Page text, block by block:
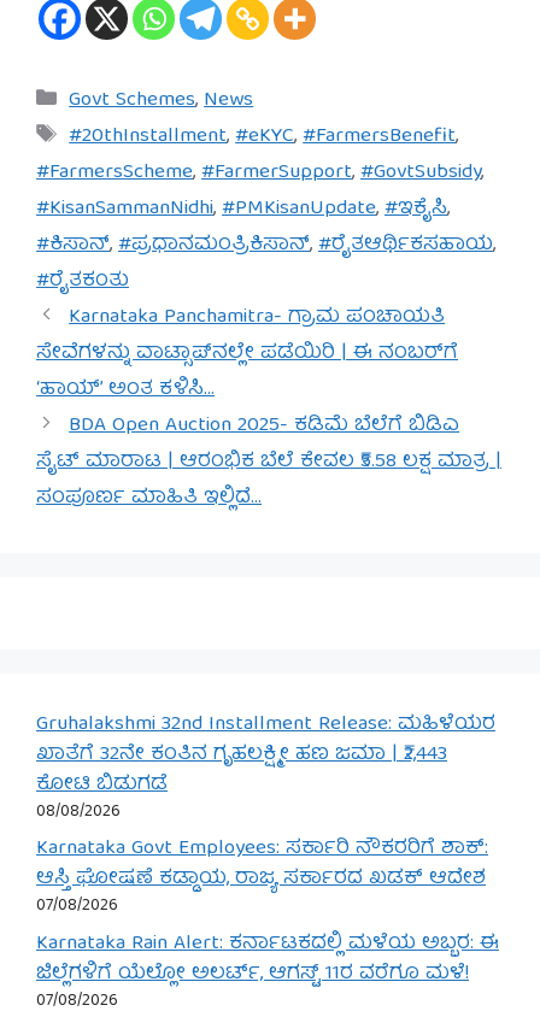
Categories
Govt Schemes,News
Tags
#20thInstallment,#eKYC,#FarmersBenefit,
#FarmersScheme,#FarmerSupport,#GovtSubsidy,
#KisanSammanNidhi,#PMKisanUpdate,#ಇಕೈಸಿ,
#ಕಿಸಾನ್,#ಪ್ರಧಾನಮಂತ್ರಿಕಿಸಾನ್,#ರೈತಆರ್ಥಿಕಸಹಾಯ,
#ರೈತಕಂತು
Karnataka Panchamitra- ಗ್ರಾಮ ಪಂಚಾಯತಿ
ಸೇವೆಗಳನ್ನು ವಾಟ್ಸಾಪ್‌ನಲ್ಲೇ ಪಡೆಯಿರಿ | ಈ ನಂಬರ್‌ಗೆ
‘ಹಾಯ್’ ಅಂತ ಕಳಿಸಿ…
BDA Open Auction 2025- ಕಡಿಮೆ ಬೆಲೆಗೆ ಬಿಡಿಎ
ಸೈಟ್ ಮಾರಾಟ | ಆರಂಭಿಕ ಬೆಲೆ ಕೇವಲ ₹5.58 ಲಕ್ಷ ಮಾತ್ರ |
ಸಂಪೂರ್ಣ ಮಾಹಿತಿ ಇಲ್ಲಿದೆ…
Gruhalakshmi 32nd Installment Release: ಮಹಿಳೆಯರ
ಖಾತೆಗೆ 32ನೇ ಕಂತಿನ ಗೃಹಲಕ್ಷ್ಮೀ ಹಣ ಜಮಾ | ₹2,443
ಕೋಟಿ ಬಿಡುಗಡೆ
08/08/2026
Karnataka Govt Employees: ಸರ್ಕಾರಿ ನೌಕರರಿಗೆ ಶಾಕ್:
ಆಸ್ತಿ ಘೋಷಣೆ ಕಡ್ಡಾಯ, ರಾಜ್ಯ ಸರ್ಕಾರದ ಖಡಕ್ ಆದೇಶ
07/08/2026
Karnataka Rain Alert: ಕರ್ನಾಟಕದಲ್ಲಿ ಮಳೆಯ ಅಬ್ಬರ: ಈ
ಜಿಲ್ಲೆಗಳಿಗೆ ಯೆಲ್ಲೋ ಅಲರ್ಟ್, ಆಗಸ್ಟ್ 11ರ ವರೆಗೂ ಮಳೆ!
07/08/2026